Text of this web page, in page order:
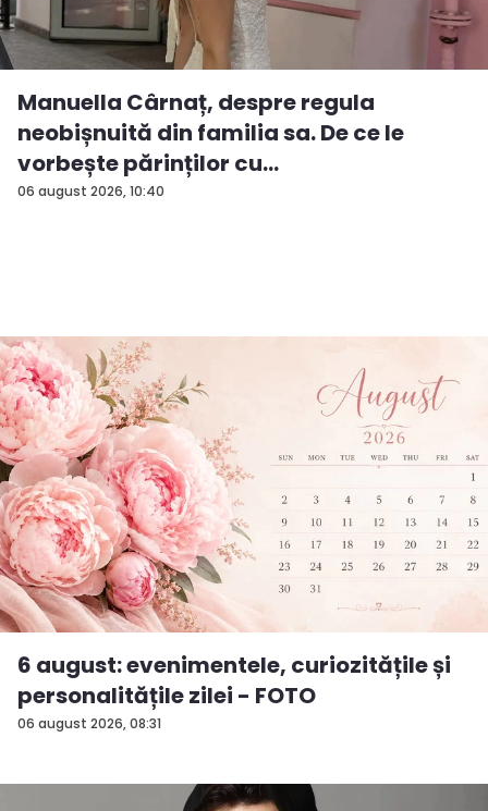
06 august 2026, 10:40
Manuella Cârnaț, despre regula
neobișnuită din familia sa. De ce le
vorbește părinților cu
„dumneavoastră...
06 august 2026, 08:31
6 august: evenimentele, curiozitățile și
personalitățile zilei - FOTO